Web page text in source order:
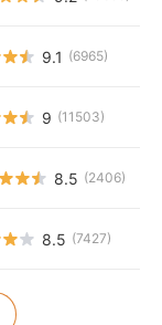
9.1 (6965)
9 (11503)
8.5 (2406)
8.5 (7427)